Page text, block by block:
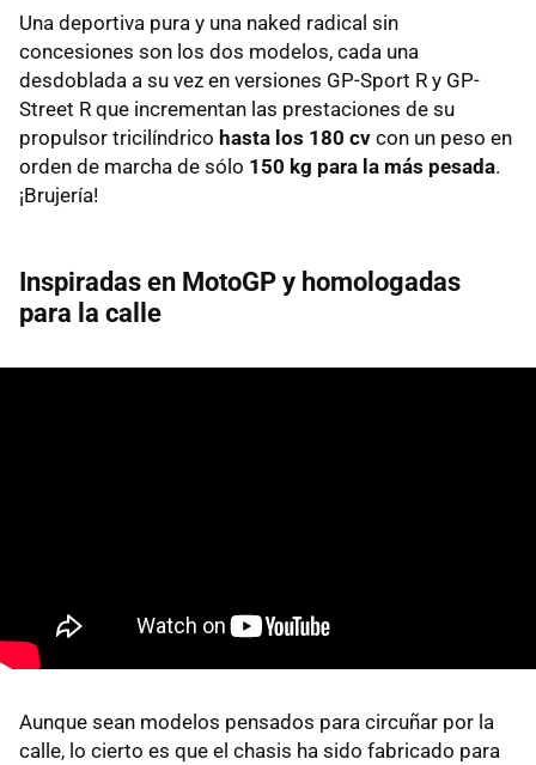
Una deportiva pura y una naked radical sin
concesiones son los dos modelos, cada una
desdoblada a su vez en versiones GP-Sport R y GP-
Street R que incrementan las prestaciones de su
propulsor tricilíndrico hasta los 180 cv con un peso en
orden de marcha de sólo 150 kg para la más pesada.
¡Brujería!
Inspiradas en MotoGP y homologadas
para la calle
Aunque sean modelos pensados para circuñar por la
calle, lo cierto es que el chasis ha sido fabricado para